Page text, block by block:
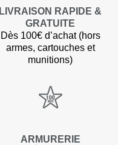
LIVRAISON RAPIDE &
GRATUITE
Dès 100€ d’achat (hors
armes, cartouches et
munitions)
ARMURERIE